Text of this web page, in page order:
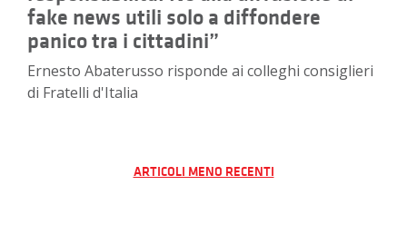
fake news utili solo a diffondere
panico tra i cittadini”
Ernesto Abaterusso risponde ai colleghi consiglieri
di Fratelli d'Italia
Navigazione
ARTICOLI MENO RECENTI